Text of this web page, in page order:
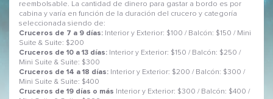
reembolsable. La cantidad de dinero para gastar a bordo es por
cabina y varía en función de la duración del crucero y categoría
seleccionada siendo de:
Cruceros de 7 a 9 días: Interior y Exterior: $100 / Balcón: $150 / Mini
Suite & Suite: $200
Cruceros de 10 a 13 días: Interior y Exterior: $150 / Balcón: $250 /
Mini Suite & Suite: $300
Cruceros de 14 a 18 días: Interior y Exterior: $200 / Balcón: $300 /
Mini Suite & Suite: $400
Cruceros de 19 días o más
Interior y Exterior: $300 / Balcón: $400 /